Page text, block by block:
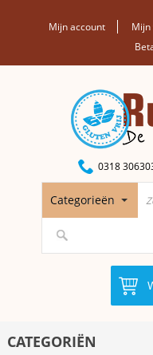
Mijn account
0318
Categorieën
CATEGORIËN